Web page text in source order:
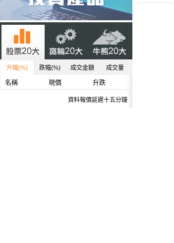
升幅(%) 跌幅(%) 成交金額 成交量
名稱 現價 升跌
資料報價延遲十五分鐘